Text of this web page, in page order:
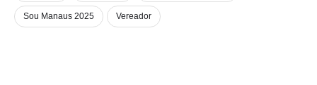
Sou Manaus 2025​ Vereador